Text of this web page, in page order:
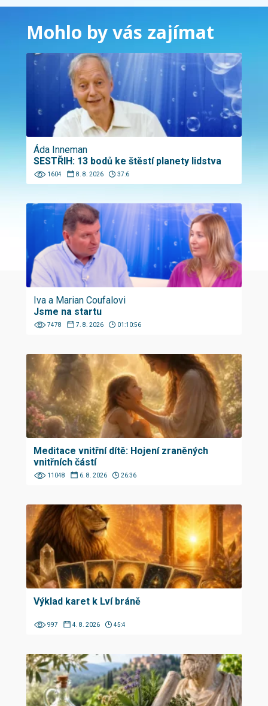
Mohlo by vás zajímat
Áda Inneman
SESTŘIH: 13 bodů ke štěstí planety lidstva
1604 8. 8. 2026 37:6
Iva a Marian Coufalovi
Jsme na startu
7478 7. 8. 2026 01:10:56
Meditace vnitřní dítě: Hojení zraněných
vnitřních částí
11048 6. 8. 2026 26:36
Výklad karet k Lví bráně
997 4. 8. 2026 45:4